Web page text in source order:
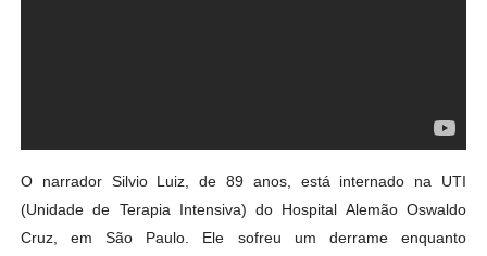
O narrador Silvio Luiz, de 89 anos, está internado na UTI
(Unidade de Terapia Intensiva) do Hospital Alemão Oswaldo
Cruz, em São Paulo. Ele sofreu um derrame enquanto